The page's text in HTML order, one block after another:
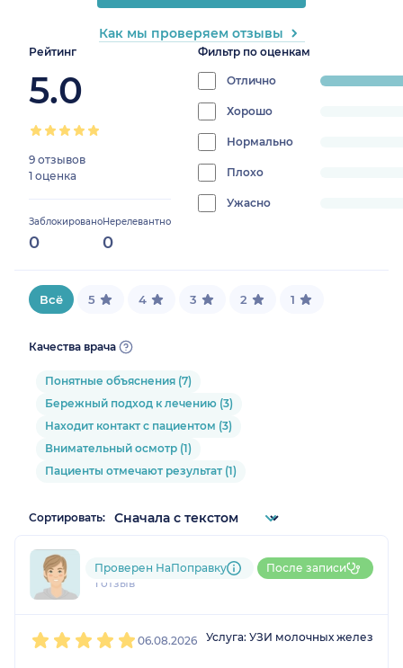
Рейтинг
5.0
9 отзывов
1 оценка
Заблокировано
0
Нерелевантно
0
Фильтр по оценкам
Отлично
progress:
Хорошо
0%
Нормально
0%
Плохо
progress:
Ужасно
0%
Как мы проверяем отзывы
Всё 5 4 3 2 1
Качества врача
Понятные объяснения (7)
Бережный подход к лечению (3)
Находит контакт с пациентом (3)
Внимательный осмотр (1)
Пациенты отмечают результат (1)
Сортировать:
Анастасия
1 отзыв
Проверен НаПоправку После записи
06.08.2026 Услуга: УЗИ молочных желез